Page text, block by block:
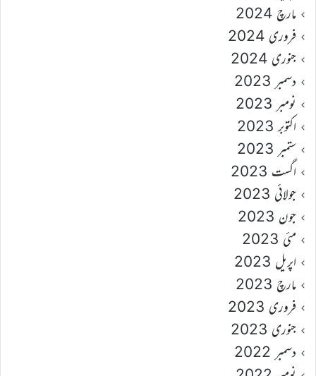
مارچ 2024
فروری 2024
جنوری 2024
دسمبر 2023
نومبر 2023
اکتوبر 2023
ستمبر 2023
اگست 2023
جولائی 2023
جون 2023
مئی 2023
اپریل 2023
مارچ 2023
فروری 2023
جنوری 2023
دسمبر 2022